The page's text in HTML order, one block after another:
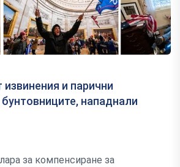
и парични
нападнали
за компенсиране за